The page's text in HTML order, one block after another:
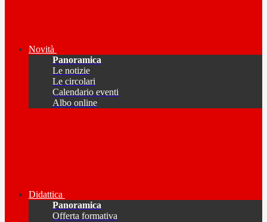
Novità
Panoramica
Le notizie
Le circolari
Calendario eventi
Albo online
Didattica
Panoramica
Offerta formativa